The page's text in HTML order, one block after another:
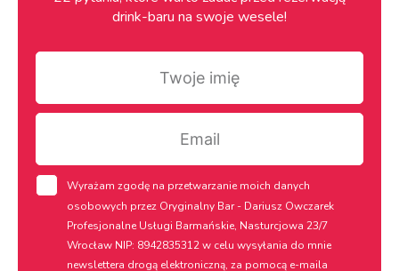
drink-baru na swoje wesele!
Twoje
Email
Wyrażam zgodę na przetwarzanie moich danych
osobowych przez Oryginalny Bar - Dariusz Owczarek
Profesjonalne Usługi Barmańskie, Nasturcjowa 23/7
Wrocław NIP: 8942835312 w celu wysyłania do mnie
newslettera drogą elektroniczną, za pomocą e-maila